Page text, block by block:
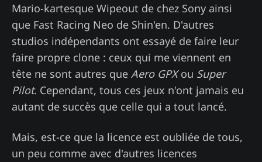
Mario-kartesque Wipeout de chez Sony ainsi
que Fast Racing Neo de Shin'en. D'autres
studios indépendants ont essayé de faire leur
faire propre clone : ceux qui me viennent en
tête ne sont autres que Aero GPXou Super
Pilot. Cependant, tous ces jeux n'ont jamais eu
autant de succès que celle qui a tout lancé.
Mais, est-ce que la licence est oubliée de tous,
un peu comme avec d'autres licences